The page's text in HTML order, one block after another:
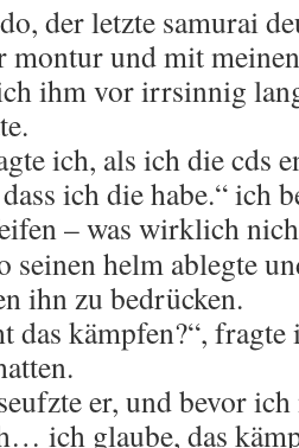
der letzte samurai
montur und mit
ihm vor irrsinnig
ich, als ich die cds
ich die habe.“ ich
– was wirklich
seinen helm ablegte
ihn zu bedrücken.
das kämpfen?“,
er, und bevor
ich glaube, das